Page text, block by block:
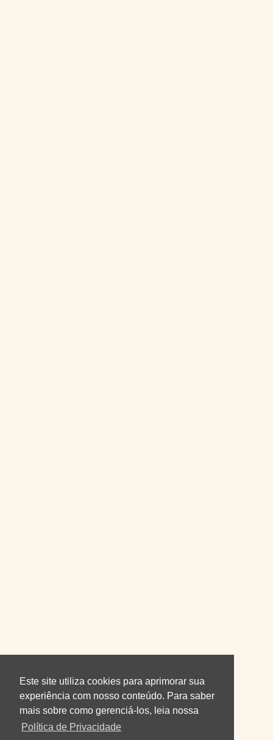
Este site utiliza cookies para aprimorar sua
experiência com nosso conteúdo. Para saber
mais sobre como gerenciá-los, leia nossa
Política de Privacidade